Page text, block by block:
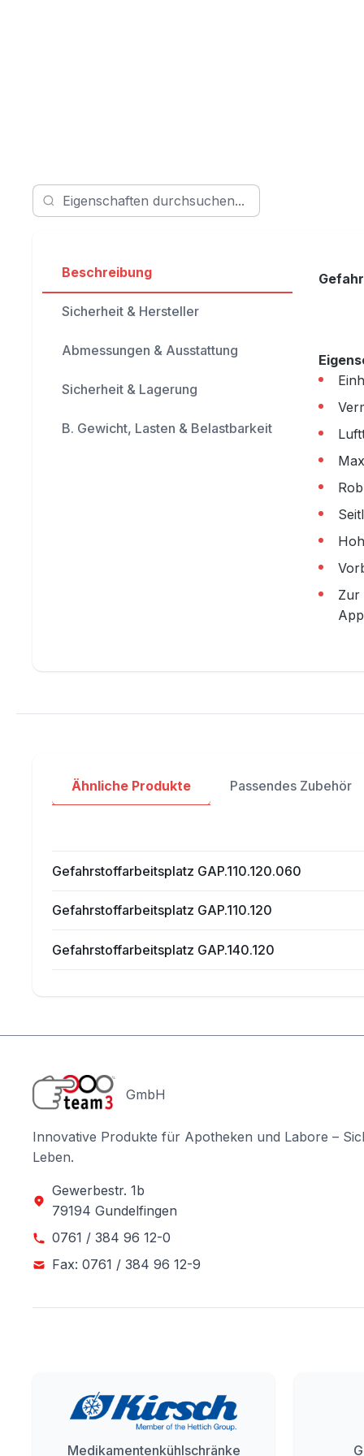
Beschreibung
Sicherheit & Hersteller
Abmessungen & Ausstattung
Sicherheit & Lagerung
B. Gewicht, Lasten & Belastbarkeit
Zur
Ähnliche Produkte Passendes Zubehör
Gefahrstoffarbeitsplatz GAP.110.120.060
Gefahrstoffarbeitsplatz GAP.110.120
Gefahrstoffarbeitsplatz GAP.140.120
GmbH
Innovative Produkte für Apotheken und Labore –
Leben.
Gewerbestr. 1b
79194 Gundelfingen
0761 / 384 96 12-0
Fax: 0761 / 384 96 12-9
Medikamentenkühlschränke